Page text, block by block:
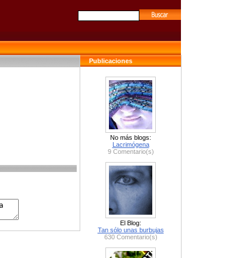
Publicaciones
No más blogs:
Lacrimógena
9 Comentario(s)
El Blog:
Tan sólo unas burbujas
630 Comentario(s)